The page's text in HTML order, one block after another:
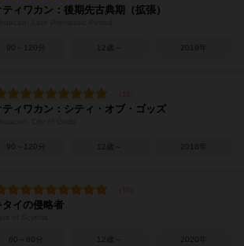
ティワカン：後期先古典期（拡張）
90～120分 12歳～ 2019年
ティワカン：シティ・オブ・ゴッズ
90～120分 12歳～ 2018年
タイの侵略者
60～80分 12歳～ 2020年